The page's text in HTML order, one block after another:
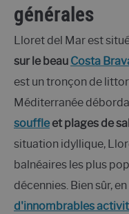
générales
Lloret del Mar est
sur le beau Costa
est un tronçon de
Méditerranée
souffleet plages de
situation idyllique,
balnéaires les plus
décennies. Bien sûr,
d'innombrables